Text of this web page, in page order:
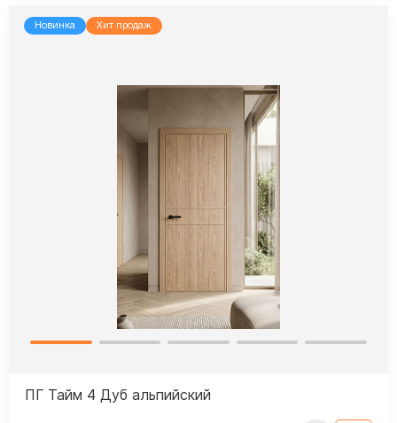
Новинка Хит продаж
ПГ Тайм 4 Дуб альпийский